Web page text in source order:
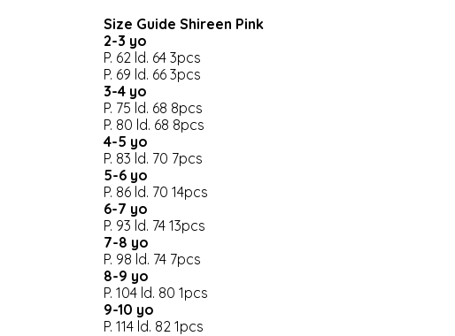
Size Guide Shireen Pink
2-3 yo
P. 62 ld. 64 3pcs
P. 69 ld. 66 3pcs
3-4 yo
P. 75 ld. 68 8pcs
P. 80 ld. 68 8pcs
4-5 yo
P. 83 ld. 70 7pcs
5-6 yo
P. 86 ld. 70 14pcs
6-7 yo
P. 93 ld. 74 13pcs
7-8 yo
P. 98 ld. 74 7pcs
8-9 yo
P. 104 ld. 80 1pcs
9-10 yo
P. 114 ld. 82 1pcs